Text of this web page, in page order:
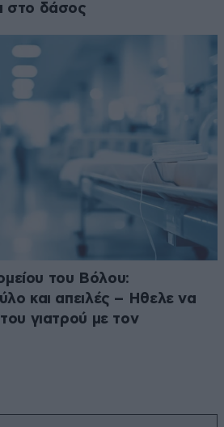
στο δάσος
του Βόλου:
και απειλές – Ηθελε να
γιατρού με τον